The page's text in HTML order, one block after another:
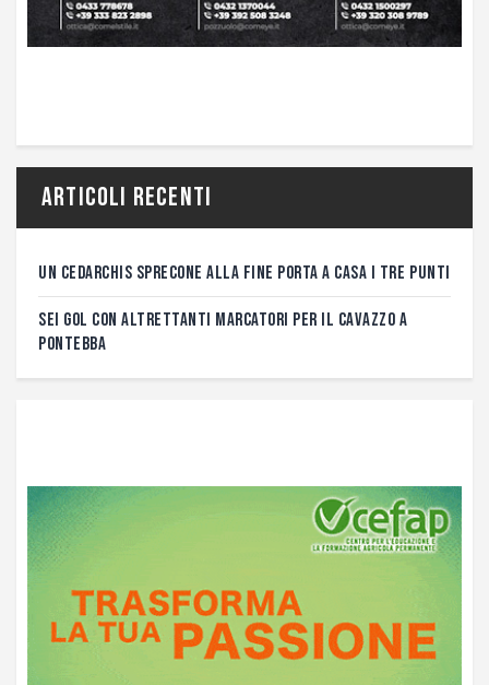
Articoli recenti
UN CEDARCHIS SPRECONE ALLA FINE PORTA A CASA I TRE PUNTI
SEI GOL CON ALTRETTANTI MARCATORI PER IL CAVAZZO A
PONTEBBA